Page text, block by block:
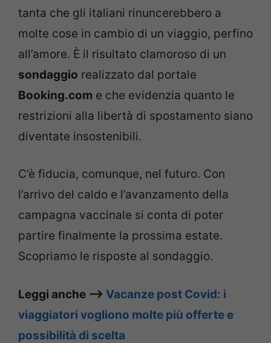
tanta che gli italiani rinuncerebbero a
molte cose in cambio di un viaggio, perfino
all’amore. È il risultato clamoroso di un
sondaggio realizzato dal portale
Booking.com e che evidenzia quanto le
restrizioni alla libertà di spostamento siano
diventate insostenibili.
C’è fiducia, comunque, nel futuro. Con
l’arrivo del caldo e l’avanzamento della
campagna vaccinale si conta di poter
partire finalmente la prossima estate.
Scopriamo le risposte al sondaggio.
Leggi anche –> Vacanze post Covid: i
viaggiatori vogliono molte più offerte e
possibilità di scelta